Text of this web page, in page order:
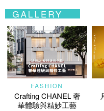
GALLERY
FASHION
Crafting CHANEL 奢
華體驗與精妙工藝